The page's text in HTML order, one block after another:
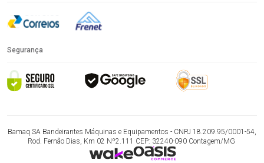
Segurança
Bamaq SA Bandeirantes Máquinas e Equipamentos - CNPJ 18.209.95/0001-54,
Rod. Fernão Dias, Km 02 Nº2.111 CEP: 32240-090 Contagem/MG